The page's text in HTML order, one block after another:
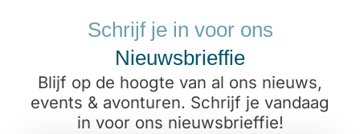
Schrijf je in voor ons
Nieuwsbrieffie
Blijf op de hoogte van al ons nieuws,
events & avonturen. Schrijf je vandaag
in voor ons nieuwsbrieffie!
Write a review